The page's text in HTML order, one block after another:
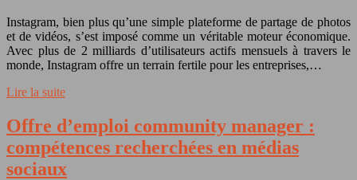
Instagram, bien plus qu’une simple plateforme de partage de photos
et de vidéos, s’est imposé comme un véritable moteur économique.
Avec plus de 2 milliards d’utilisateurs actifs mensuels à travers le
monde, Instagram offre un terrain fertile pour les entreprises,…
Lire la suite
Offre d’emploi community manager :
compétences recherchées en médias
sociaux